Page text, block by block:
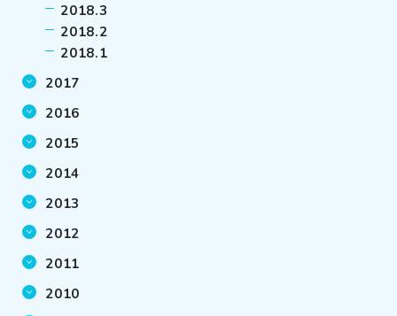
2018.3
2018.2
2018.1
2017
2016
2015
2014
2013
2012
2011
2010